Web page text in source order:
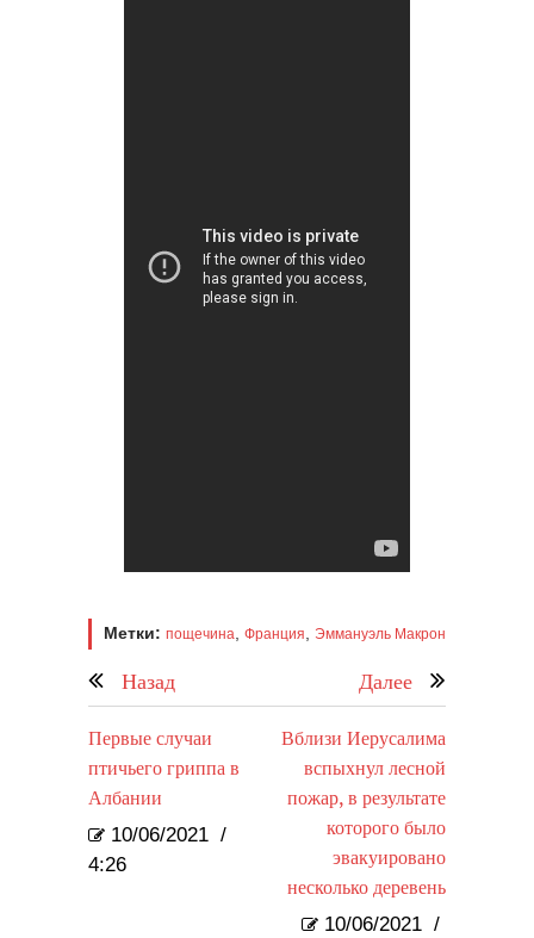
Метки: пощечина, Франция, Эммануэль Макрон
Назад Далее
Первые случаи
птичьего гриппа в
Албании
10/06/2021 /
4:26
Вблизи Иерусалима
вспыхнул лесной
пожар, в результате
которого было
эвакуировано
несколько деревень
10/06/2021 /